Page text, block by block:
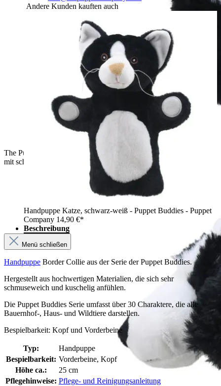
The Puppet Company Handpuppe Border Collie, Seitenansicht
mit schwarz-weißem Fell in voller Länge
Andere Kunden kauften auch
Handpuppe Katze, schwarz-weiß - Puppet Buddies - Puppet
Company 14,90 €*
Beschreibung
Menü schließen
Handpuppe Border Collie aus der Serie der Puppet Buddies.
Hergestellt aus hochwertigen Materialien, die sich sehr
schmuseweich und kuschelig anfühlen.
Die Puppet Buddies Serie umfasst über 30 Charaktere, die alle
Bauernhof-, Haus- und Wildtiere darstellen.
Bespielbarkeit: Kopf und Vorderbeine
Typ:
Handpuppe
Bespielbarkeit: Vorderbeine, Kopf
Höhe ca.:
25 cm
Pflegehinweise: Pflege- und Reinigungsanleitung